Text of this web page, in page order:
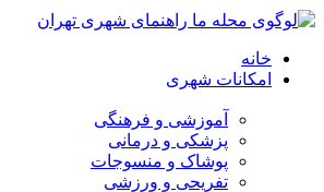
خانه
امکانات شهری
آموزشی و فرهنگی
پزشکی و درمانی
پوشاک و منسوجات
تفریحی و ورزشی